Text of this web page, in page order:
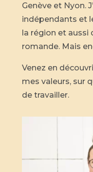
Genève et Nyon.
indépendants et
la région et aussi
romande. Mais
Venez en
mes valeurs, sur
de travailler.